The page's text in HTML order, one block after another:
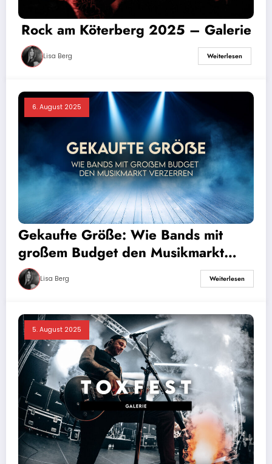
Rock am Köterberg 2025 – Galerie
Lisa Berg Weiterlesen
6. August 2025
Gekaufte Größe: Wie Bands mit
großem Budget den Musikmarkt
verzerren
Lisa Berg Weiterlesen
5. August 2025